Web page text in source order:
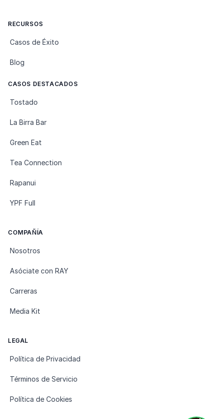
RECURSOS
Casos de Éxito
Blog
CASOS DESTACADOS
Tostado
La Birra Bar
Green Eat
Tea Connection
Rapanui
YPF Full
COMPAÑÍA
Nosotros
Asóciate con RAY
Carreras
Media Kit
LEGAL
Política de Privacidad
Términos de Servicio
Política de Cookies